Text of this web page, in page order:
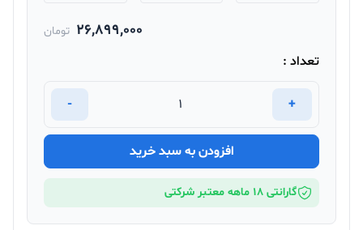
26,899,000 تومان
تعداد :
+
-
افزودن به سبد خرید
گارانتی 18 ماهه معتبر شرکتی